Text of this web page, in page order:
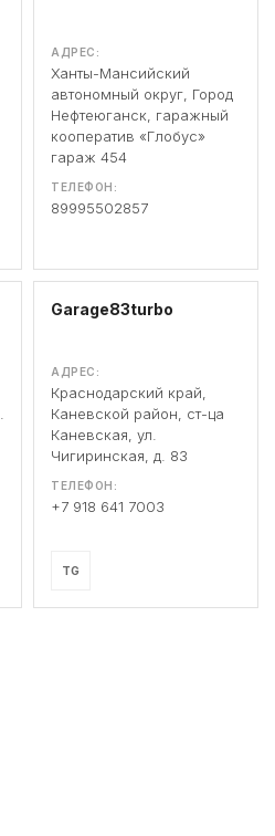
АДРЕС:
Ханты-Мансийский
автономный округ, Город
Нефтеюганск, гаражный
кооператив «Глобус»
гараж 454
ТЕЛЕФОН:
89995502857
Garage83turbo
АДРЕС:
Краснодарский край,
Каневской район, ст-ца
Каневская, ул.
Чигиринская, д. 83
ТЕЛЕФОН:
+7 918 641 7003
TG